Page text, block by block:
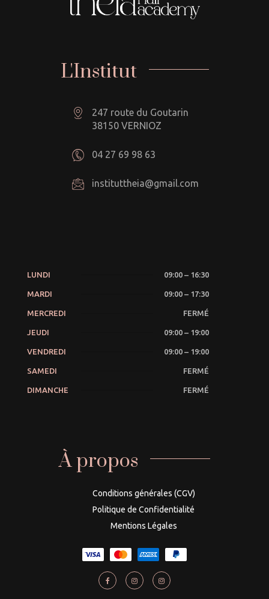
L'Institut
247 route du Goutarin
38150 VERNIOZ
04 27 69 98 63
instituttheia@gmail.com
LUNDI 09:00 – 16:30
MARDI 09:00 – 17:30
MERCREDI FERMÉ
JEUDI 09:00 – 19:00
VENDREDI 09:00 – 19:00
SAMEDI FERMÉ
DIMANCHE FERMÉ
À propos
Conditions générales (CGV)
Politique de Confidentialité
Mentions Légales